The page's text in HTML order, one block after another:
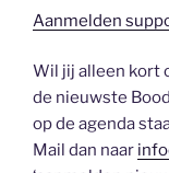
Aanmelden
Wil jij alleen kort
de nieuwste
op de agenda
Mail dan naar